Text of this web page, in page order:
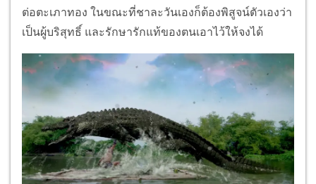
ต่อตะเภาทอง ในขณะที่ชาละวันเองก็ต้องพิสูจน์ตัวเองว่า
เป็นผู้บริสุทธิ์ และรักษารักแท้ของตนเอาไว้ให้จงได้